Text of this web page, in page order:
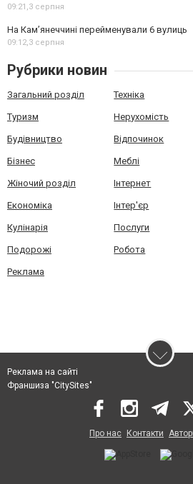
09:21,3 серпня
На Камʼянеччині перейменували 6 вулиць
09:12,3 серпня
Рубрики новин
Загальний розділ Техніка
Туризм Нерухомість
Будівництво Відпочинок
Бізнес Меблі
Жіночий розділ Інтернет
Економіка Інтер'єр
Кулінарія Послуги
Подорожі Робота
Реклама
Реклама на сайті
Франшиза "CitySites"
Про нас Контакти